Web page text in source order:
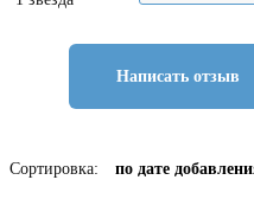
Написать отзыв
Сортировка: по дате